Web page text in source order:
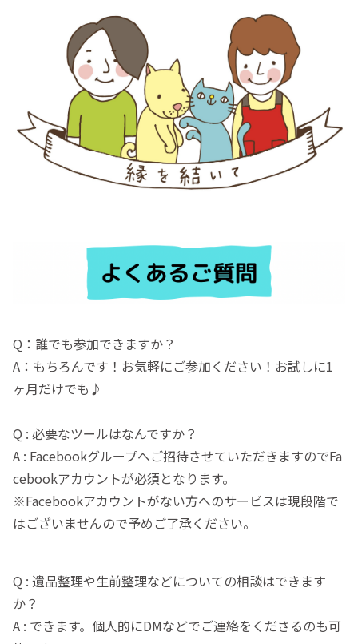
Q：誰でも参加できますか？
A：もちろんです！お気軽にご参加ください！お試しに1
ヶ月だけでも♪
Q : 必要なツールはなんですか？
A : Facebookグループへご招待させていただきますのでFa
cebookアカウントが必須となります。
※Facebookアカウントがない方へのサービスは現段階で
はございませんので予めご了承ください。
Q : 遺品整理や生前整理などについての相談はできます
か？
A : できます。個人的にDMなどでご連絡をくださるのも可